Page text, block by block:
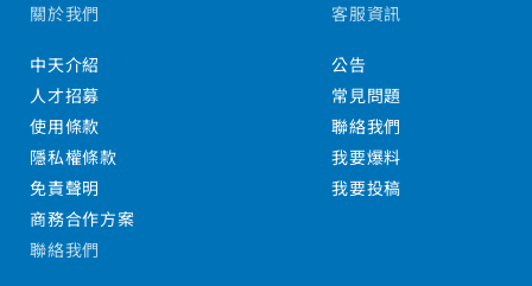
關於我們
中天介紹
人才招募
使用條款
隱私權條款
免責聲明
商務合作方案
客服資訊
公告
常見問題
聯絡我們
我要爆料
我要投稿
聯絡我們